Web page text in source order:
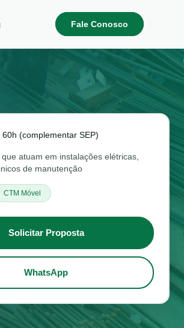
Fale Conosco
(complementar SEP)
atuam em instalações elétricas,
de manutenção
CTM Móvel
Solicitar Proposta
WhatsApp